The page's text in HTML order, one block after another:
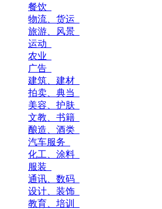
餐饮
物流、货运
旅游、风景
运动
农业
广告
建筑、建材
拍卖、典当
美容、护肤
文教、书籍
酿造、酒类
汽车服务
化工、涂料
服装
通讯、数码
设计、装饰
教育、培训